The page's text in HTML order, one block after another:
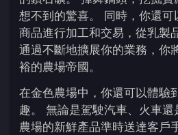
想不到的驚喜。 同時，你還
商品進行加工和交易，從乳製
通過不斷地擴展你的業務，你
裕的農場帝國。
在金色農場中，你還可以體驗
趣。 無論是駕駛汽車、火車
農場的新鮮產品準時送達客戶